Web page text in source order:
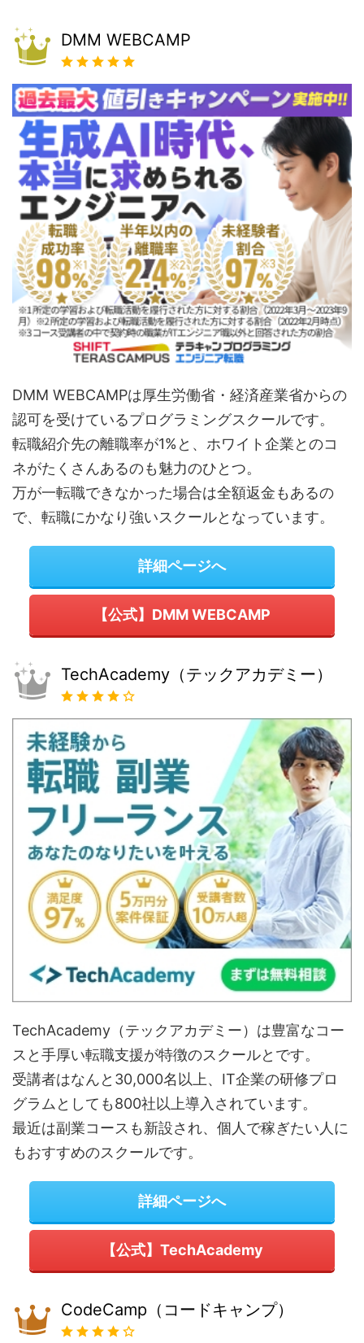
DMM WEBCAMP
DMM WEBCAMPは厚生労働省・経済産業省からの
認可を受けているプログラミングスクールです。
転職紹介先の離職率が1%と、ホワイト企業とのコ
ネがたくさんあるのも魅力のひとつ。
万が一転職できなかった場合は全額返金もあるの
で、転職にかなり強いスクールとなっています。
詳細ページへ
【公式】DMM WEBCAMP
TechAcademy（テックアカデミー）
TechAcademy（テックアカデミー）は豊富なコー
スと手厚い転職支援が特徴のスクールとです。
受講者はなんと30,000名以上、IT企業の研修プロ
グラムとしても800社以上導入されています。
最近は副業コースも新設され、個人で稼ぎたい人に
もおすすめのスクールです。
詳細ページへ
【公式】TechAcademy
CodeCamp（コードキャンプ）